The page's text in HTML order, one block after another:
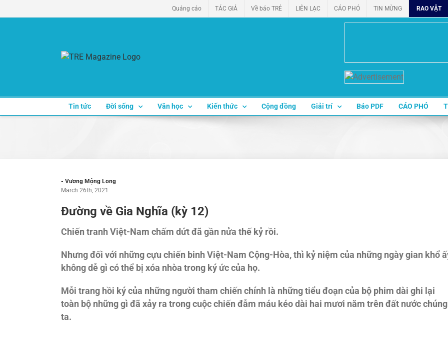
to
Quảng cáo TÁC GIẢ Về báo TRẺ LIÊN LẠC CÁO PHÓ TIN MỪNG RAO VẶT
Tin tức Đời sống Văn học Kiến thức Cộng đồng Giải trí Báo PDF CÁO PHÓ
- Vương Mộng Long
March 26th, 2021
Đường về Gia Nghĩa (kỳ 12)
Chiến tranh Việt-Nam chấm dứt đã gần nửa thế kỷ rồi.
Nhưng đối với những cựu chiến binh Việt-Nam Cộng-Hòa, thì kỷ niệm của những ngày gian khổ
không dễ gì có thể bị xóa nhòa trong ký ức của họ.
Mỗi trang hồi ký của những người tham chiến chính là những tiểu đoạn của bộ phim dài ghi lại
toàn bộ những gì đã xảy ra trong cuộc chiến đẫm máu kéo dài hai mươi năm trên đất nước chúng
ta.